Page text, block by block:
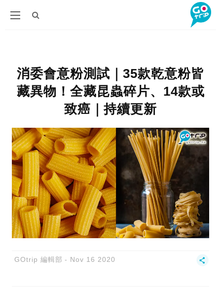
消委會意粉測試｜35款乾意粉皆
藏異物！全藏昆蟲碎片、14款或
致癌｜持續更新
GOtrip 編輯部 Nov 16 2020